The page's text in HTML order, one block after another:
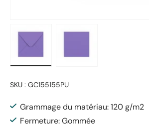
SKU : GC155155PU
Grammage du matériau: 120 g/m2
Fermeture: Gommée